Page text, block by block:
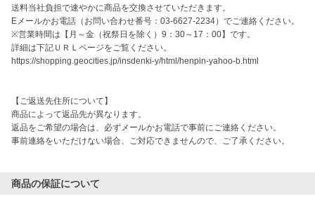
送料当社負担で速やかに商品を交換させていただきます。
Eメールかお電話（お問い合わせ番号：03-6627-2234）でご連絡ください。
※営業時間は【月～金（祝祭日を除く）9：30～17：00】です。
詳細は下記ＵＲＬページをご覧ください。
https://shopping.geocities.jp/insdenki-y/html/henpin-yahoo-b.html
【ご返送先住所について】
商品によって返品先が異なります。
返品をご希望の場合は、必ずメールかお電話で事前にご連絡ください。
事前連絡をいただけない場合、ご対応できませんので、ご了承ください。
商品の保証について